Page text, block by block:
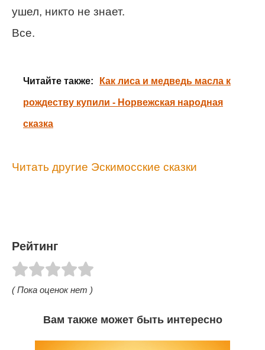
ушел, никто не знает.
Все.
Читайте также: Как лиса и медведь масла к
рождеству купили - Норвежская народная
сказка
Читать другие Эскимосские сказки
Рейтинг
( Пока оценок нет )
Вам также может быть интересно